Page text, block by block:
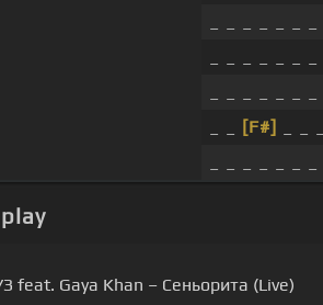
[F#]
feat. Gaya Khan – Сеньорита (Live)